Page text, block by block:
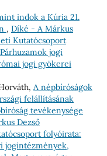
indok a Kúria 21.
, Díké - A Márkus
Kutatócsoport
jogi
jogi gyökerei
A népbíróságok
felállításának
tevékenysége
Dezső
folyóirata:
jogintézmények,